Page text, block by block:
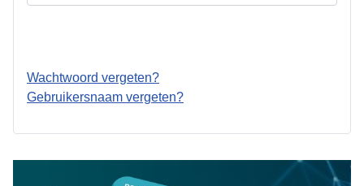
Wachtwoord vergeten?
Gebruikersnaam vergeten?